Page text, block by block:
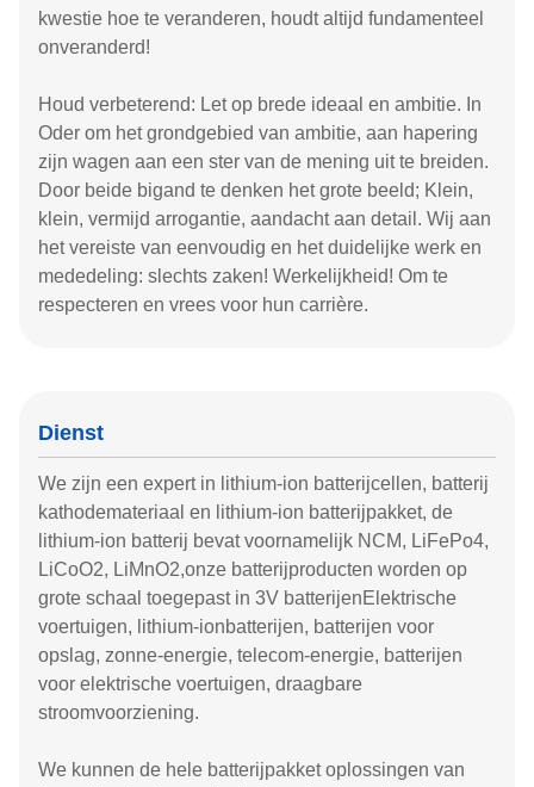
kwestie hoe te veranderen, houdt altijd fundamenteel
onveranderd!
Houd verbeterend: Let op brede ideaal en ambitie. In
Oder om het grondgebied van ambitie, aan hapering
zijn wagen aan een ster van de mening uit te breiden.
Door beide bigand te denken het grote beeld; Klein,
klein, vermijd arrogantie, aandacht aan detail. Wij aan
het vereiste van eenvoudig en het duidelijke werk en
mededeling: slechts zaken! Werkelijkheid! Om te
respecteren en vrees voor hun carrière.
Dienst
We zijn een expert in lithium-ion batterijcellen, batterij
kathodemateriaal en lithium-ion batterijpakket, de
lithium-ion batterij bevat voornamelijk NCM, LiFePo4,
LiCoO2, LiMnO2,onze batterijproducten worden op
grote schaal toegepast in 3V batterijenElektrische
voertuigen, lithium-ionbatterijen, batterijen voor
opslag, zonne-energie, telecom-energie, batterijen
voor elektrische voertuigen, draagbare
stroomvoorziening.
We kunnen de hele batterijpakket oplossingen van